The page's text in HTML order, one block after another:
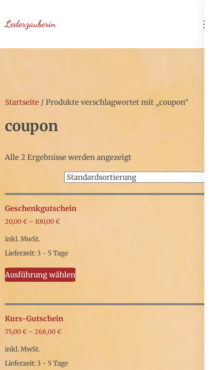
Inhalt
(Enter
Lederzauberin
Startseite / Produkte verschlagwortet mit „coupon“
coupon
Alle 2 Ergebnisse werden angezeigt
Geschenkgutschein
20,00€ – 100,00€
inkl. MwSt.
Lieferzeit: 3 - 5 Tage
Ausführung wählen
Dieses
Produkt
Kurs-Gutschein
75,00€ – 268,00€
inkl. MwSt.
Lieferzeit: 3 - 5 Tage